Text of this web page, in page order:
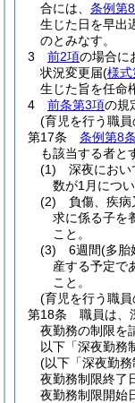
合には、 条例第
生じた日を早出
のとみなす。
3
前2項の場合に
状況変更届(様式
生じた旨を任命
4
前条第3項の規
(育児を行う職
第17条
条例第8
も該当する者と
(1)
深夜におい
数が1月につ
(2)
負傷、疾
求に係る子を
こと。
(3)
6週間(多胎
産する予定で
こと。
(育児を行う職
第18条
職員は、
夜勤務の制限を
以下「深夜勤務
(以下「深夜勤
夜勤務制限終了
夜勤務制限開始